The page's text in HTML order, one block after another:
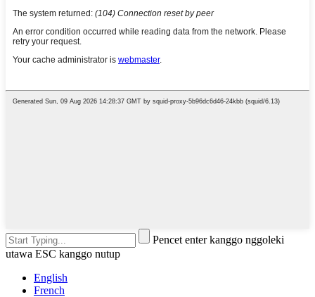
Pencet enter kanggo nggoleki
utawa ESC kanggo nutup
English
French